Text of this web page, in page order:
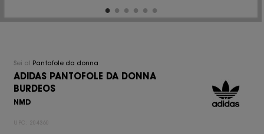
Sei al Pantofole da donna
ADIDAS PANTOFOLE DA DONNA
BURDEOS
NMD
UPC: 204360